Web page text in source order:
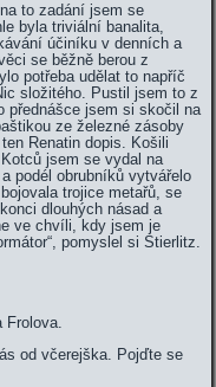
to zadání jsem se
byla triviální banalita,
účiníku v denních a
se běžně berou z
potřeba udělat to napříč
složitého. Pustil jsem to z
přednášce jsem si skočil na
ze železné zásoby
Renatin dopis. Košili
jsem se vydal na
podél obrubníků vytvářelo
trojice metařů, se
dlouhých násad a
ve chvíli, kdy jsem je
pomyslel si Stierlitz.
Frolova.
od včerejška. Pojďte se